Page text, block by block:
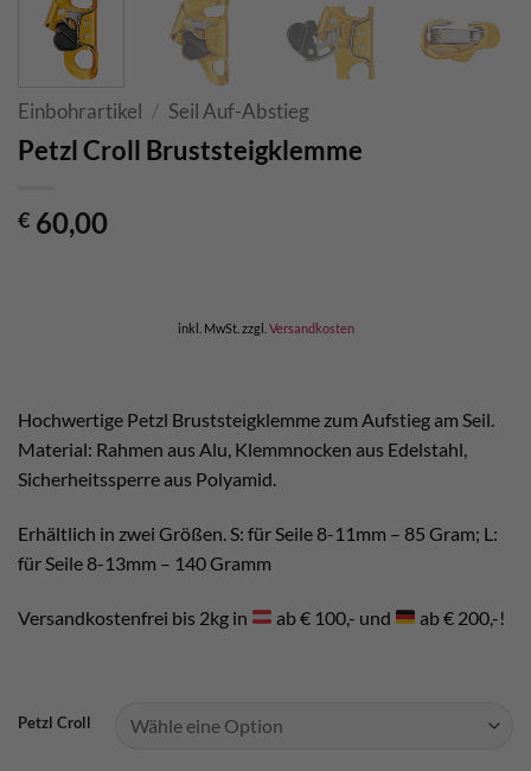
Einbohrartikel / Seil Auf-Abstieg
Petzl Croll Bruststeigklemme
€ 60,00
inkl. MwSt. zzgl. Versandkosten
Hochwertige Petzl Bruststeigklemme zum Aufstieg am Seil.
Material: Rahmen aus Alu, Klemmnocken aus Edelstahl,
Sicherheitssperre aus Polyamid.
Erhältlich in zwei Größen. S: für Seile 8-11mm – 85 Gram; L:
für Seile 8-13mm – 140 Gramm
Versandkostenfrei bis 2kg in ab € 100,- und ab € 200,-!
Petzl Croll